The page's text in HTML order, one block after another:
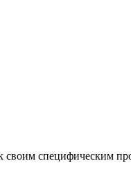
своим специфическим